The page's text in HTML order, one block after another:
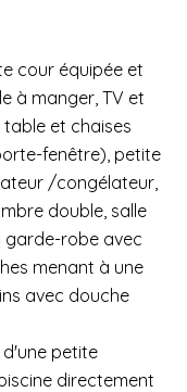
cour équipée et
à manger, TV et
et chaises
fenêtre), petite
/congélateur,
double, salle
garde-robe avec
menant à une
avec douche
petite
directement